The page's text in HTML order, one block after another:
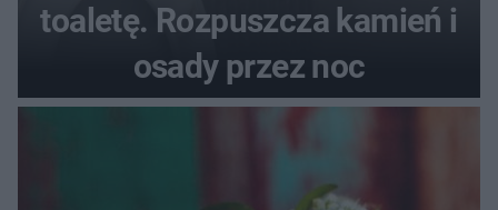
toaletę. Rozpuszcza kamień i
osady przez noc